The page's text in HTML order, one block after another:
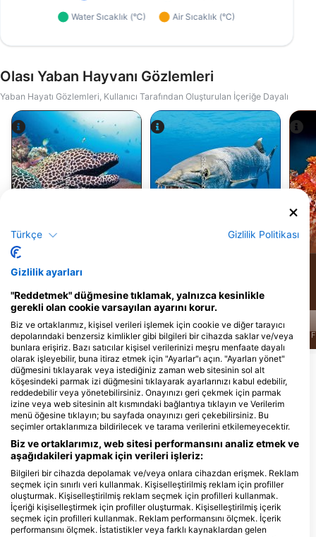
Olası Yaban Hayvanı Gözlemleri
Yaban Hayatı Gözlemleri, Kullanıcı Tarafından Oluşturulan İçeriğe Dayalı
Alamy-WaterFrame
Müren Balığı
11Manzaralar
J F M A M J J A S O N D
iStock-Global_Pics
İskarmoz Balığı
J F M A M J J A S O N D F
Daha Fazla Hayvan Göster
Bu Dalış Bölgesine Hizmet Veren Dalış
Merkezleri
ScubaXcursion, Aliwal Shoal
Green Lane, 4180 Scottburgh,
GÜney Afrİka
Türkçe Gizlilik Politikası
Gizlilik ayarları
"Reddetmek" düğmesine tıklamak, yalnızca kesinlikle
gerekli olan cookie varsayılan ayarını korur.
Biz ve ortaklarımız, kişisel verileri işlemek için cookie ve diğer tarayıcı
depolarındaki benzersiz kimlikler gibi bilgileri bir cihazda saklar ve/veya
bunlara erişiriz. Bazı satıcılar kişisel verilerinizi meşru menfaate dayalı
olarak işleyebilir, buna itiraz etmek için "Ayarlar"ı açın. "Ayarları yönet"
düğmesini tıklayarak veya istediğiniz zaman web sitesinin sol alt
köşesindeki parmak izi düğmesini tıklayarak ayarlarınızı kabul edebilir,
reddedebilir veya yönetebilirsiniz. Onayınızı geri çekmek için parmak
izine veya web sitesinin alt kısmındaki bağlantıya tıklayın ve Verilerim
menü öğesine tıklayın; bu sayfada onayınızı geri çekebilirsiniz. Bu
seçimler ortaklarımıza bildirilecek ve tarama verilerini etkilemeyecektir.
Biz ve ortaklarımız, web sitesi performansını analiz etmek ve
aşağıdakileri yapmak için verileri işleriz:
Bilgileri bir cihazda depolamak ve/veya onlara cihazdan erişmek. Reklam
seçmek için sınırlı veri kullanmak. Kişiselleştirilmiş reklam için profiller
oluşturmak. Kişiselleştirilmiş reklam seçmek için profilleri kullanmak.
İçeriği kişiselleştirmek için profiller oluşturmak. Kişiselleştirilmiş içerik
seçmek için profilleri kullanmak. Reklam performansını ölçmek. İçerik
performansını ölçmek. İstatistikler veya farklı kaynaklardan gelen